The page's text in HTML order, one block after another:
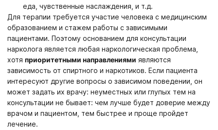
еда, чувственные наслаждения, и т.д.
Для терапии требуется участие человека с медицинским
образованием и стажем работы с зависимыми
пациентами. Поэтому основанием для консультации
нарколога является любая наркологическая проблема,
хотя приоритетными направлениями являются
зависимость от спиртного и наркотиков. Если пациента
интересуют другие вопросы о зависимом поведении, он
может задать их врачу: неуместных или глупых тем на
консультации не бывает: чем лучше будет доверие между
врачом и пациентом, тем быстрее и проще пройдет
лечение.